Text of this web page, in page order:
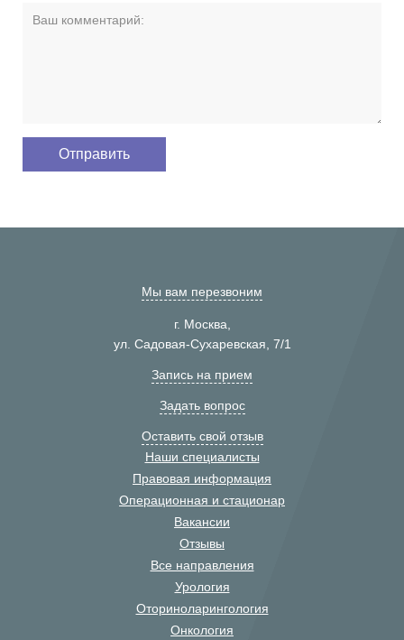
Мы вам перезвоним
г. Москва,
ул. Садовая-Сухаревская, 7/1
Запись на прием
Задать вопрос
Оставить свой отзыв
Наши специалисты
Правовая информация
Операционная и стационар
Вакансии
Отзывы
Все направления
Урология
Оториноларингология
Онкология